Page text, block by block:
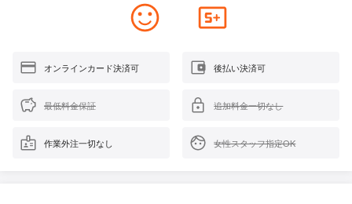
オンラインカード決済可 後払い決済可
最低料金保証 追加料金一切なし
作業外注一切なし 女性スタッフ指定OK